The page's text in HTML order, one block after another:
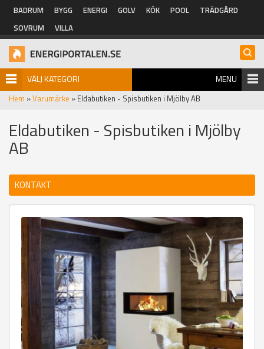
Hoppa till huvudinnehåll
BADRUM BYGG ENERGI GOLV KÖK POOL
TRÄDGÅRD
SOVRUM
VILLA
VÄLJ KATEGORI MENU
Hem »Varumärke » Eldabutiken - Spisbutiken i Mjölby AB
Eldabutiken - Spisbutiken i Mjölby
AB
KONTAKT